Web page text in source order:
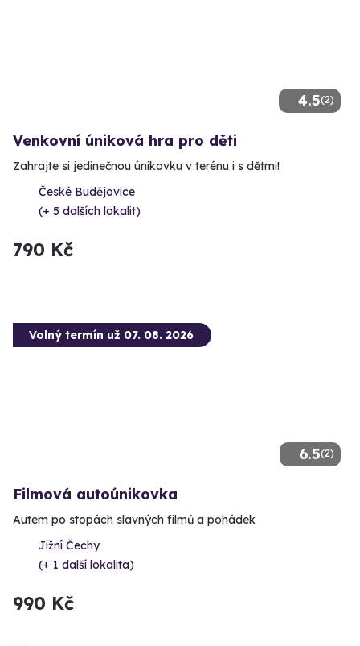
4.5(2)
Venkovní úniková hra pro děti
Zahrajte si jedinečnou únikovku v terénu i s dětmi!
České Budějovice
(+ 5 dalších lokalit)
790 Kč
6.5(2)
Volný termín už 07. 08. 2026
Filmová autoúnikovka
Autem po stopách slavných filmů a pohádek
Jižní Čechy
(+ 1 další lokalita)
990 Kč